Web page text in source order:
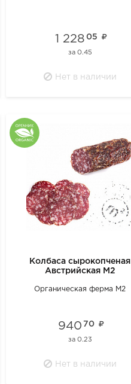
1 228 05
за 0.45
Нет в наличии
Колбаса сырокопченая
Австрийская М2
Органическая ферма М2
940 70
за 0.23
Нет в наличии